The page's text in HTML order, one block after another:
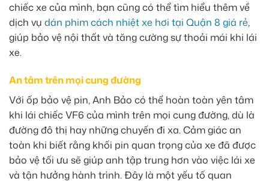
chiếc xe của mình, bạn cũng có thể tìm hiểu thêm về
dịch vụ dán phim cách nhiệt xe hơi tại Quận 8 giá rẻ,
giúp bảo vệ nội thất và tăng cường sự thoải mái khi lái
xe.
An tâm trên mọi cung đường
Với ốp bảo vệ pin, Anh Bảo có thể hoàn toàn yên tâm
khi lái chiếc VF6 của mình trên mọi cung đường, dù là
đường đô thị hay những chuyến đi xa. Cảm giác an
toàn khi biết rằng khối pin quan trọng của xe đã được
bảo vệ tối ưu sẽ giúp anh tập trung hơn vào việc lái xe
và tận hưởng hành trình. Đây là một yếu tố quan